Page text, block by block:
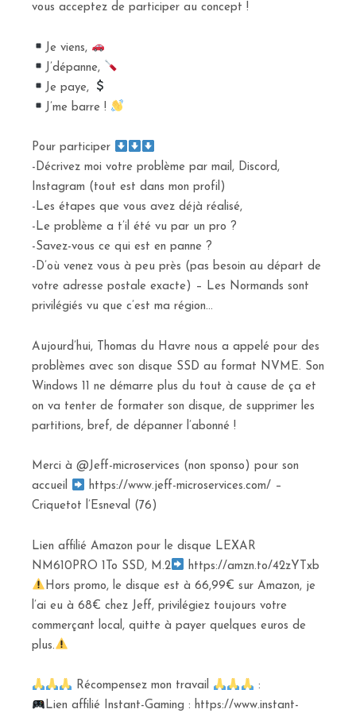
vous acceptez de participer au concept !
Je viens,
J’dépanne,
Je paye,
J’me barre !
Pour participer
-Décrivez moi votre problème par mail, Discord,
Instagram (tout est dans mon profil)
-Les étapes que vous avez déjà réalisé,
-Le problème a t’il été vu par un pro ?
-Savez-vous ce qui est en panne ?
-D’où venez vous à peu près (pas besoin au départ de
votre adresse postale exacte) – Les Normands sont
privilégiés vu que c’est ma région…
Aujourd’hui, Thomas du Havre nous a appelé pour des
problèmes avec son disque SSD au format NVME. Son
Windows 11 ne démarre plus du tout à cause de ça et
on va tenter de formater son disque, de supprimer les
partitions, bref, de dépanner l’abonné !
Merci à @Jeff-microservices (non sponso) pour son
accueil
https://www.jeff-microservices.com/ –
Criquetot l’Esneval (76)
Lien affilié Amazon pour le disque LEXAR
NM610PRO 1To SSD, M.2
https://amzn.to/42zYTxb
Hors promo, le disque est à 66,99€ sur Amazon, je
l’ai eu à 68€ chez Jeff, privilégiez toujours votre
commerçant local, quitte à payer quelques euros de
plus.
Récompensez mon travail
:
Lien affilié Instant-Gaming : https://www.instant-